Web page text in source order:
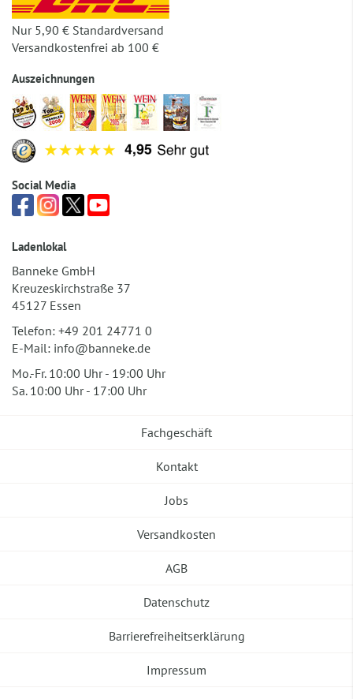
Nur 5,90 € Standardversand
Versandkostenfrei ab 100 €
Auszeichnungen
Social Media
Ladenlokal
Banneke GmbH
Kreuzeskirchstraße 37
45127 Essen
Telefon: +49 201 24771 0
E-Mail: info@banneke.de
Mo.-Fr. 10:00 Uhr - 19:00 Uhr
Sa. 10:00 Uhr - 17:00 Uhr
Fachgeschäft
Kontakt
Jobs
Versandkosten
AGB
Datenschutz
Barrierefreiheitserklärung
Impressum